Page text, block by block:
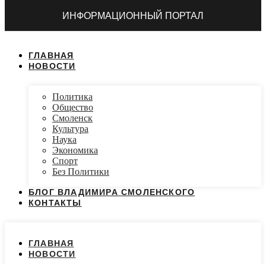
ИНФОРМАЦИОННЫЙ ПОРТАЛ
ГЛАВНАЯ
НОВОСТИ
Политика
Общество
Смоленск
Культура
Наука
Экономика
Спорт
Без Политики
БЛОГ ВЛАДИМИРА СМОЛЕНСКОГО
КОНТАКТЫ
ГЛАВНАЯ
НОВОСТИ